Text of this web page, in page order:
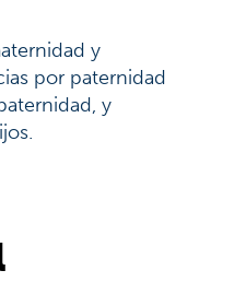
y
por paternidad
y